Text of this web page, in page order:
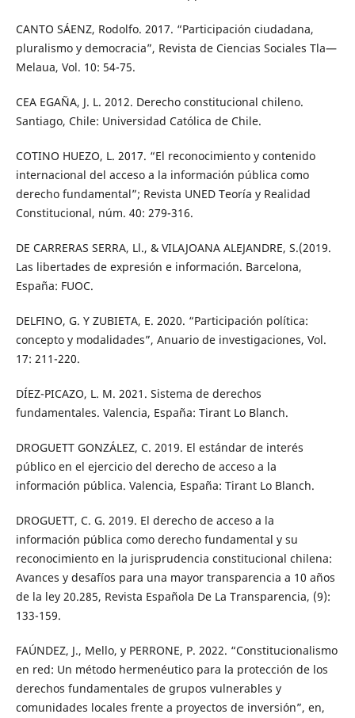
CANTO SÁENZ, Rodolfo. 2017. “Participación ciudadana,
pluralismo y democracia”, Revista de Ciencias Sociales Tla—
Melaua, Vol. 10: 54-75.
CEA EGAÑA, J. L. 2012. Derecho constitucional chileno.
Santiago, Chile: Universidad Católica de Chile.
COTINO HUEZO, L. 2017. “El reconocimiento y contenido
internacional del acceso a la información pública como
derecho fundamental”; Revista UNED Teoría y Realidad
Constitucional, núm. 40: 279-316.
DE CARRERAS SERRA, Ll., & VILAJOANA ALEJANDRE, S.(2019.
Las libertades de expresión e información. Barcelona,
España: FUOC.
DELFINO, G. Y ZUBIETA, E. 2020. “Participación política:
concepto y modalidades”, Anuario de investigaciones, Vol.
17: 211-220.
DÍEZ-PICAZO, L. M. 2021. Sistema de derechos
fundamentales. Valencia, España: Tirant Lo Blanch.
DROGUETT GONZÁLEZ, C. 2019. El estándar de interés
público en el ejercicio del derecho de acceso a la
información pública. Valencia, España: Tirant Lo Blanch.
DROGUETT, C. G. 2019. El derecho de acceso a la
información pública como derecho fundamental y su
reconocimiento en la jurisprudencia constitucional chilena:
Avances y desafíos para una mayor transparencia a 10 años
de la ley 20.285, Revista Española De La Transparencia, (9):
133-159.
FAÚNDEZ, J., Mello, y PERRONE, P. 2022. “Constitucionalismo
en red: Un método hermenéutico para la protección de los
derechos fundamentales de grupos vulnerables y
comunidades locales frente a proyectos de inversión”, en,